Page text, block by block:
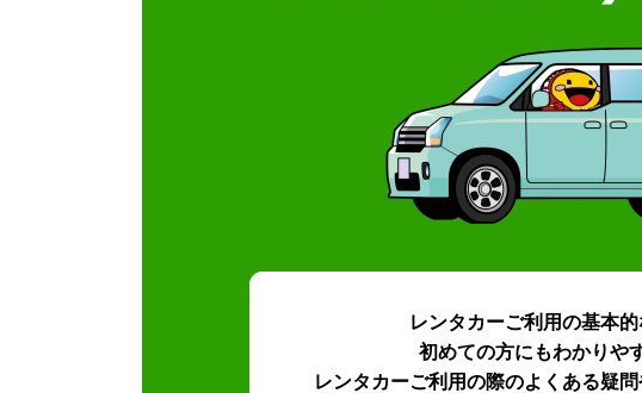
レンタカーご利用の基本
初めての方にもわかりや
レンタカーご利用の際のよくある疑問